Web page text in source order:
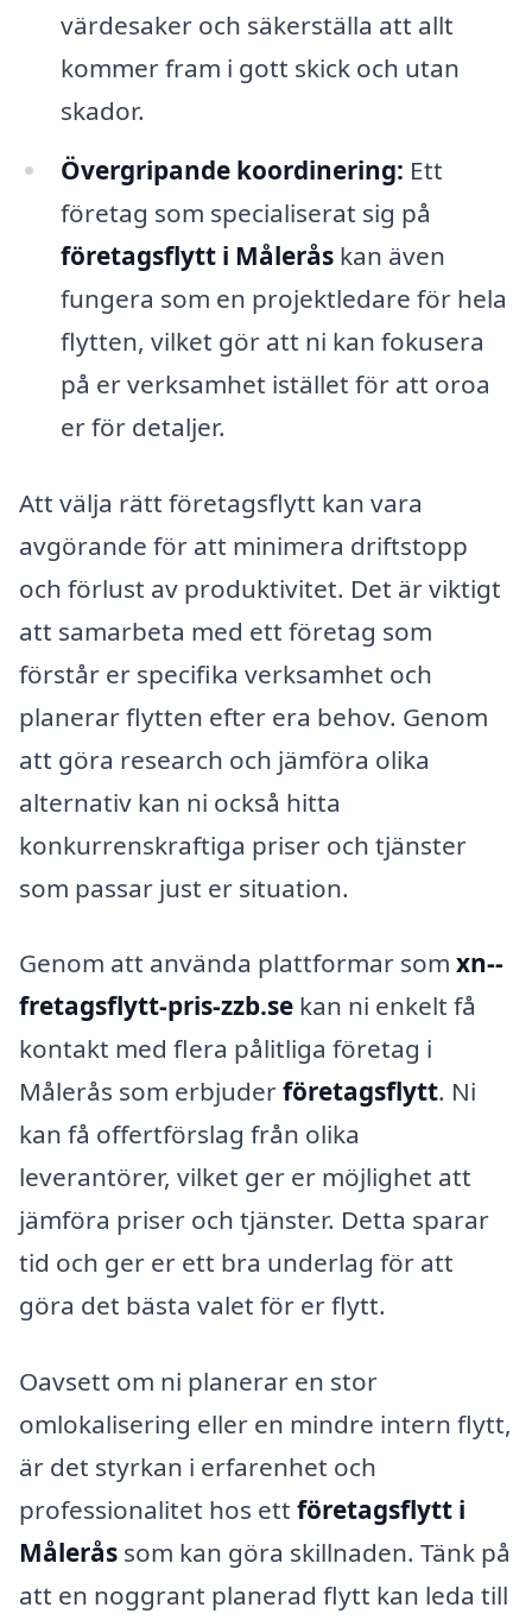
värdesaker och säkerställa att allt
kommer fram i gott skick och utan
skador.
Övergripande koordinering: Ett
företag som specialiserat sig på
företagsflytt i Måleråskan även
fungera som en projektledare för hela
flytten, vilket gör att ni kan fokusera
på er verksamhet istället för att oroa
er för detaljer.
Att välja rätt företagsflytt kan vara
avgörande för att minimera driftstopp
och förlust av produktivitet. Det är viktigt
att samarbeta med ett företag som
förstår er specifika verksamhet och
planerar flytten efter era behov. Genom
att göra research och jämföra olika
alternativ kan ni också hitta
konkurrenskraftiga priser och tjänster
som passar just er situation.
Genom att använda plattformar som xn--
fretagsflytt-pris-zzb.se kan ni enkelt få
kontakt med flera pålitliga företag i
Målerås som erbjuderföretagsflytt. Ni
kan få offertförslag från olika
leverantörer, vilket ger er möjlighet att
jämföra priser och tjänster. Detta sparar
tid och ger er ett bra underlag för att
göra det bästa valet för er flytt.
Oavsett om ni planerar en stor
omlokalisering eller en mindre intern flytt,
är det styrkan i erfarenhet och
professionalitet hos ett företagsflytt i
Målerås som kan göra skillnaden. Tänk på
att en noggrant planerad flytt kan leda till